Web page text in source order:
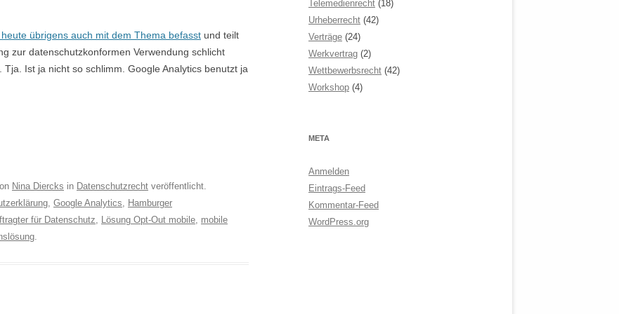
übrigens auch mit dem Thema befasst und teilt
zur datenschutzkonformen Verwendung schlicht
Tja. Ist ja nicht so schlimm. Google Analytics benutzt ja
Nina Diercks in Datenschutzrecht veröffentlicht.
Google Analytics
Hamburger
für Datenschutz Lösung Opt-Out mobile mobile
Telemedienrecht (18)
Urheberrecht (42)
Verträge (24)
Werkvertrag (2)
Wettbewerbsrecht (42)
Workshop (4)
META
Anmelden
Eintrags-Feed
Kommentar-Feed
WordPress.org